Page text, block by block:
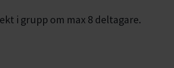
i grupp om max 8 deltagare.